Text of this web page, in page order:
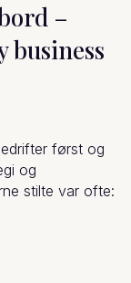
når
med inn i
i et